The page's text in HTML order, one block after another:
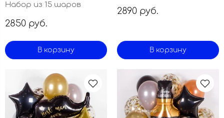
Набор из 15 шаров
2850 руб.
В корзину
2890 руб.
В корзину